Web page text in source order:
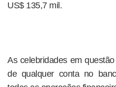
US$ 135,7 mil.
As celebridades em
de qualquer conta no